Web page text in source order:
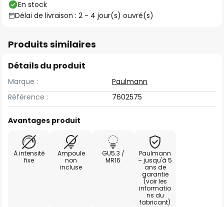
En stock
Délai de livraison : 2 - 4 jour(s) ouvré(s)
Produits similaires
Détails du produit
Marque :
Paulmann
Référence :
7602575
Avantages produit
À intensité
fixe
Ampoule
non
incluse
GU5.3 /
MR16
Paulmann
– jusqu'à 5
ans de
garantie
(voir les
informatio
ns du
fabricant)